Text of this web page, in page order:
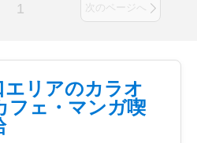
1 次のページへ
エリアのカラオ
フェ・マンガ喫